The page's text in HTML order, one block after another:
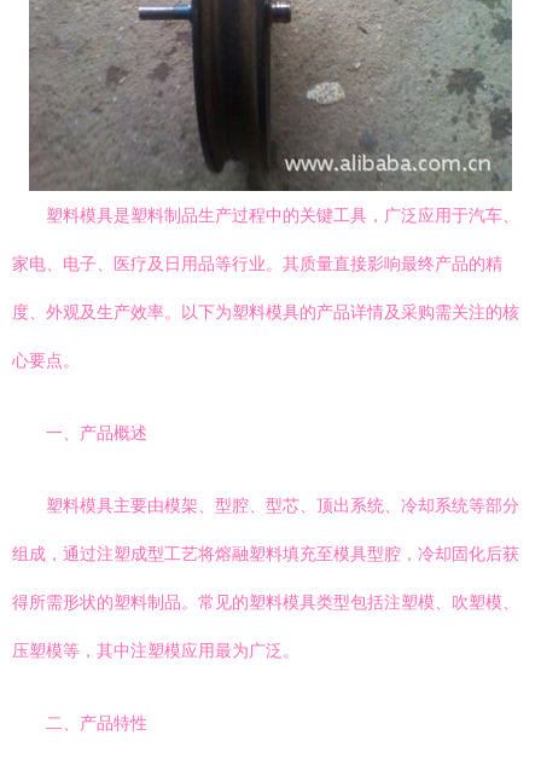
塑料模具是塑料制品生产过程中的关键工具，广泛应用于汽车、
家电、电子、医疗及日用品等行业。其质量直接影响最终产品的精
度、外观及生产效率。以下为塑料模具的产品详情及采购需关注的核
心要点。
一、产品概述
塑料模具主要由模架、型腔、型芯、顶出系统、冷却系统等部分
组成，通过注塑成型工艺将熔融塑料填充至模具型腔，冷却固化后获
得所需形状的塑料制品。常见的塑料模具类型包括注塑模、吹塑模、
压塑模等，其中注塑模应用最为广泛。
二、产品特性